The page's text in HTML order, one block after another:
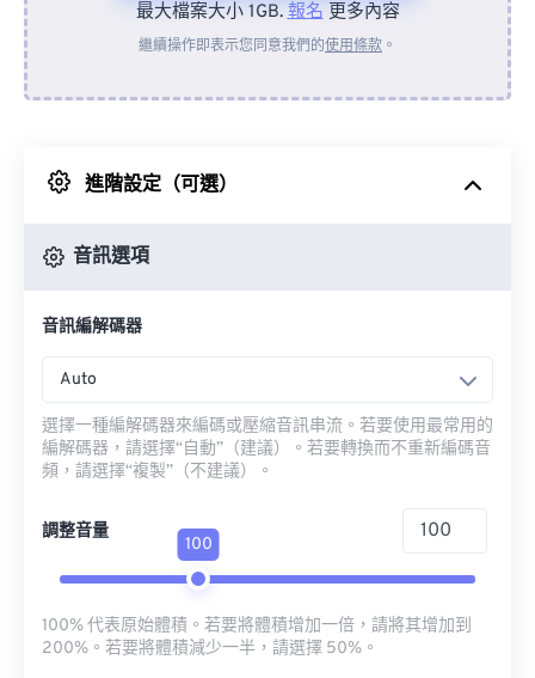
來自裝置
來自 Google 雲端硬碟
最大檔案大小 1GB.報名更多內容
繼續操作即表示您同意我們的使用條款 。
進階設定（可選）
音訊選項
音訊編解碼器
Auto
選擇一種編解碼器來編碼或壓縮音訊串流。若要使用最常用的
編解碼器，請選擇“自動”（建議）。若要轉換而不重新編碼音
頻，請選擇“複製”（不建議）。
調整音量
100
100% 代表原始體積。若要將體積增加一倍，請將其增加到
200%。若要將體積減少一半，請選擇 50%。